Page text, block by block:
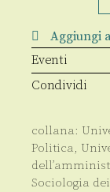
politica
e
politiche
quantità
Aggiungi
Eventi
Condividi
collana:
Politica,
Sociologia